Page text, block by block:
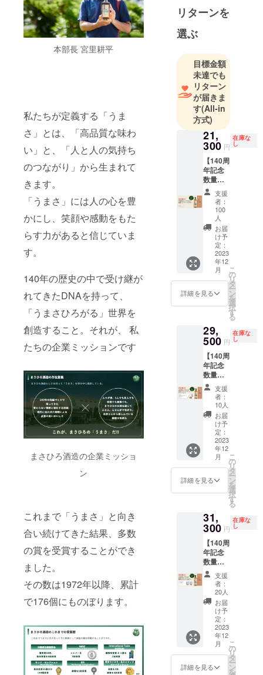
本部長 宮里耕平
私たちが定義する「うま
さ」とは、「高品質な味わ
い」と、「人と人の気持ち
のつながり」から生まれて
きます。
「うまさ」には人の心を豊
かにし、笑顔や感動をもた
らす力があると信じていま
す。
140年の歴史の中で受け継が
れてきたDNAを持って、
「うまさひろがる」世界を
創造すること。それが、 私
たちの企業ミッションです
まさひろ酒造の企業ミッショ
ン
これまで「うまさ」と向き
合い続けてきた結果、多数
の賞を受賞することができ
ました。
その数は1972年以降、累計
で176個にものぼります。
リターンを
選ぶ
目標金額
未達でも
リターン
が届きま
す(All-in
方式)
21,
300 円
在庫な
し
【140周
年記念
数量限
定】 シ
ングル
カスク
昌廣
ニュー
ボーン
ウイス
キー
21,300
【セッ
ト内
140周年
ニュー
ボーン
ウイス
キー
1本 ま
さひろ
酒造で
初めて
製造し
たシン
グルモ
ルトウ
イス
キー。
甘い
メープ
ルや果
かな香
りと、
口いっ
ぱいに
広がる
杏子の
ような
甘酸っ
ぱさや
甘味、
下の上
に残る
苦味と
程よい
酸味が
引き立
支援
者：
100
人
お届
け予
定：
2023
年12
月
詳細を見る
こ
の
リ
タ
ー
ン
を
選
択
す
る
29,
500 円
在庫な
し
【140周
年記念
数量限
定】 シ
ングル
カスク
昌廣
ニュー
ボーン
ウイス
キーと
カトラ
リー
セット
29,500
円
ト内
容】
140周年
記念
ニュー
ボーン
ウイス
キー
1本 グ
ラス 1
個 マド
ラー 1
本 オリ
ジナル
コース
ター 1
本 まさ
支援
者：
10人
お届
け予
定：
2023
年12
月
詳細を見る
こ
の
リ
タ
ー
ン
を
選
択
す
る
31,
300 円
在庫な
し
【140周
年記念
数量限
定】 シ
ングル
カスク
昌廣
ニュー
ボーン
ウイス
キーと
琉球ガ
ラスの
グラス2
支援
者：
20人
お届
け予
定：
2023
年12
月
詳細を見る
こ
の
リ
タ
ー
ン
を